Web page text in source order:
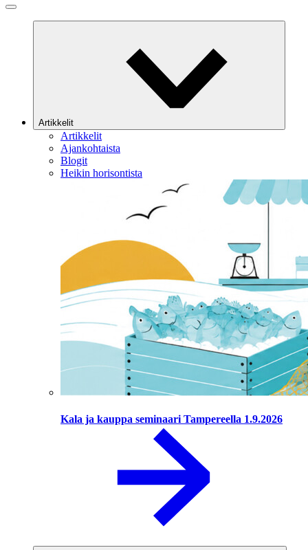
Artikkelit
Artikkelit
Ajankohtaista
Blogit
Heikin horisontista
Kala ja kauppa seminaari Tampereella 1.9.2026